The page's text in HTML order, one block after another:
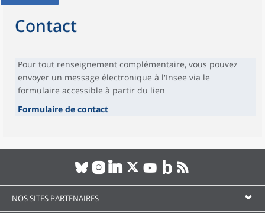
Contact
Pour tout renseignement complémentaire, vous pouvez
envoyer un message électronique à l'Insee via le
formulaire accessible à partir du lien
Formulaire de contact
NOS SITES PARTENAIRES